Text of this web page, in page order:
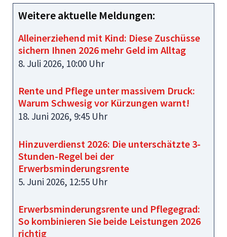
Weitere aktuelle Meldungen:
Alleinerziehend mit Kind: Diese Zuschüsse
sichern Ihnen 2026 mehr Geld im Alltag
8. Juli 2026, 10:00 Uhr
Rente und Pflege unter massivem Druck:
Warum Schwesig vor Kürzungen warnt!
18. Juni 2026, 9:45 Uhr
Hinzuverdienst 2026: Die unterschätzte 3-
Stunden-Regel bei der
Erwerbsminderungsrente
5. Juni 2026, 12:55 Uhr
Erwerbsminderungsrente und Pflegegrad:
So kombinieren Sie beide Leistungen 2026
richtig